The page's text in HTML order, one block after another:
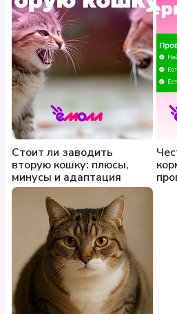
Стоит ли заводить
вторую кошку: плюсы,
минусы и адаптация